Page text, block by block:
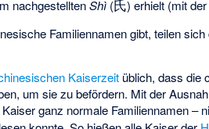
nachgestelltenShì (氏) erhielt (mit der
Familiennamen gibt, teilen
Kaiserzeit üblich, dass die
um sie zu befördern. Mit der
ganz normale Familiennamen –